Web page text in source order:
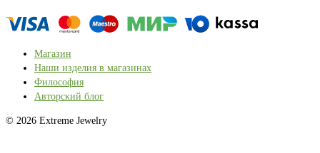
Магазин
Наши изделия в магазинах
Философия
Авторский блог
© 2026 Extreme Jewelry